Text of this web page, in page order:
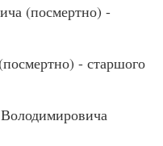
(посмертно) -
- старшого